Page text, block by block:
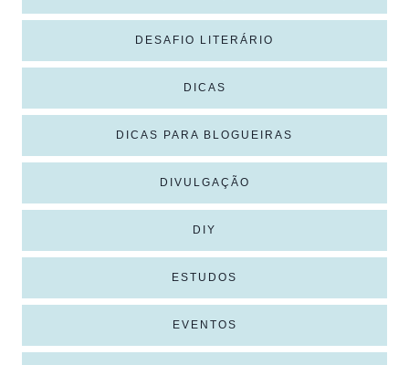
DESAFIO LITERÁRIO
DICAS
DICAS PARA BLOGUEIRAS
DIVULGAÇÃO
DIY
ESTUDOS
EVENTOS